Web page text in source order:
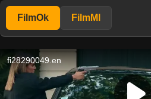
FilmOk FilmMl